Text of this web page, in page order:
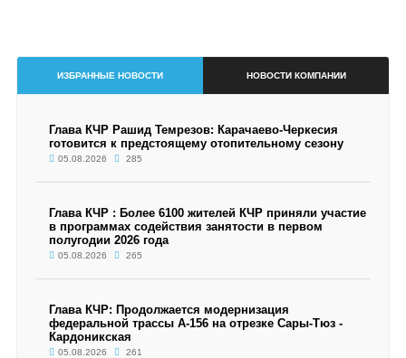
ИЗБРАННЫЕ НОВОСТИ НОВОСТИ КОМПАНИИ
Глава КЧР Рашид Темрезов: Карачаево-Черкесия
готовится к предстоящему отопительному сезону
05.08.2026 285
Глава КЧР : Более 6100 жителей КЧР приняли участие
в программах содействия занятости в первом
полугодии 2026 года
05.08.2026 265
Глава КЧР: Продолжается модернизация
федеральной трассы А-156 на отрезке Сары-Тюз -
Кардоникская
05.08.2026 261